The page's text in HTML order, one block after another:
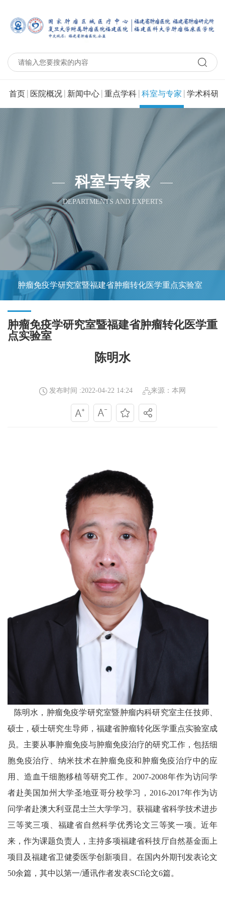
首页 | 医院概况 | 新闻中心 | 重点学科 | 科室与专家 | 学术科研
科室与专家
DEPARTMENTS AND EXPERTS
肿瘤免疫学研究室暨福建省肿瘤转化医学重点实验室
肿瘤免疫学研究室暨福建省肿瘤转化医学重
点实验室
陈明水
发布时间 :2022-04-22 14:24 来源：本网
陈明水，肿瘤免疫学研究室暨肿瘤内科研究室主任技师、
硕士，硕士研究生导师，福建省肿瘤转化医学重点实验室成
员。主要从事肿瘤免疫与肿瘤免疫治疗的研究工作，包括细
胞免疫治疗、纳米技术在肿瘤免疫和肿瘤免疫治疗中的应
用、造血干细胞移植等研究工作。2007-2008年作为访问学
者赴美国加州大学圣地亚哥分校学习，2016-2017年作为访
问学者赴澳大利亚昆士兰大学学习。获福建省科学技术进步
三等奖三项、福建省自然科学优秀论文三等奖一项。近年
来，作为课题负责人，主持多项福建省科技厅自然基金面上
项目及福建省卫健委医学创新项目。在国内外期刊发表论文
50余篇，其中以第一/通讯作者发表SCI论文6篇。